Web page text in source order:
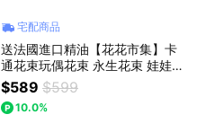
宅配商品
送法國進口精油【花花市集】卡
通花束玩偶花束 永生花束 娃娃
花束 卡通玩偶花束 - 布丁狗
$589 $599
10.0%